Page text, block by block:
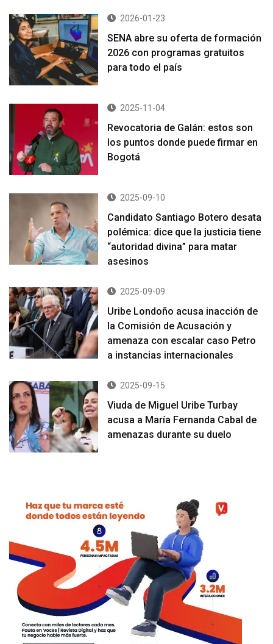
2026-01-23
SENA abre su oferta de formación
2026 con programas gratuitos
para todo el país
2025-11-04
Revocatoria de Galán: estos son
los puntos donde puede firmar en
Bogotá
2025-09-10
Candidato Santiago Botero desata
polémica: dice que la justicia tiene
“autoridad divina” para matar
asesinos
2025-09-09
Uribe Londoño acusa inacción de
la Comisión de Acusación y
amenaza con escalar caso Petro
a instancias internacionales
2025-09-15
Viuda de Miguel Uribe Turbay
acusa a María Fernanda Cabal de
amenazas durante su duelo